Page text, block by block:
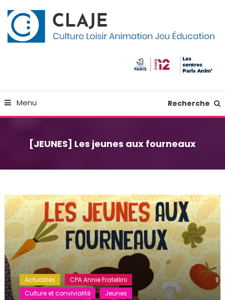
To
Content
Menu Recherche
[JEUNES] Les jeunes aux fourneaux
Actualités
CPA Annie Fratellini
Culture et convivialité
Jeunes